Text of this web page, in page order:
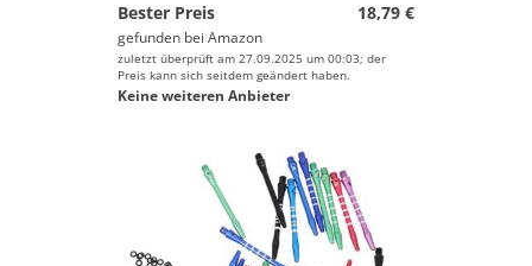
Bester Preis
18,79 €
gefunden bei Amazon
zuletzt überprüft am 27.09.2025 um 00:03; der
Preis kann sich seitdem geändert haben.
Keine weiteren Anbieter